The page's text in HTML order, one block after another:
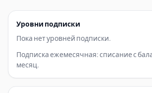
мелкие части, что может затруднять
концентрацию и критическое
Профилактика
обучающихся
Уровни подписки
Пока нет уровней подписки.
Подписка ежемесячная: списание с
месяц.